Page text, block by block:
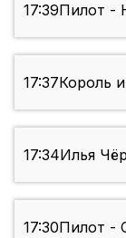
17:39Пилот -
17:37Король
17:34Илья
17:30Пилот -